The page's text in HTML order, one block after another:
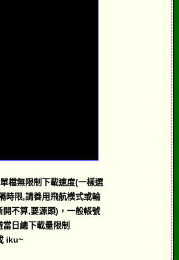
檔無限制下載速度(一樣選
時限,請善用飛航模式或輪
不算,要源頭)，一般帳號
日總下載量限制
iku~